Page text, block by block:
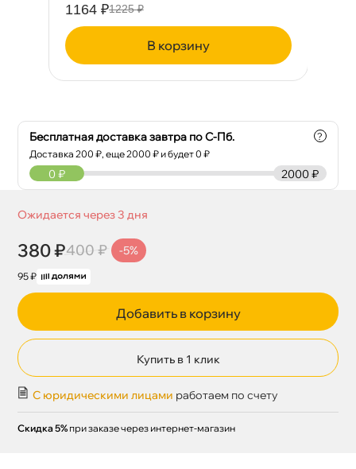
1164 ₽1225 ₽
корзину
Бесплатная доставка завтра по С-Пб.
Доставка200 ₽, еще2000 ₽ и будет 0 ₽
?
2000 ₽
0 ₽
Ожидается через 3 дня
380 ₽400 ₽ -5%
95 ₽
Добавить в корзину
Купить в 1 клик
С юридическими лицами работаем по счету
Скидка 5% при заказе через интернет-магазин